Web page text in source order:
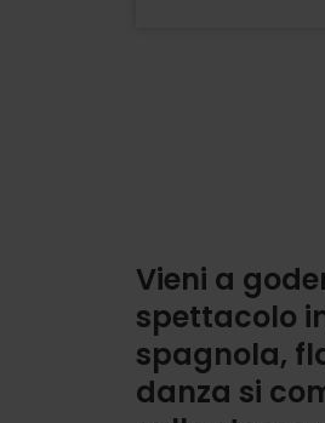
Vieni a
spettacolo
spagnola,
danza si